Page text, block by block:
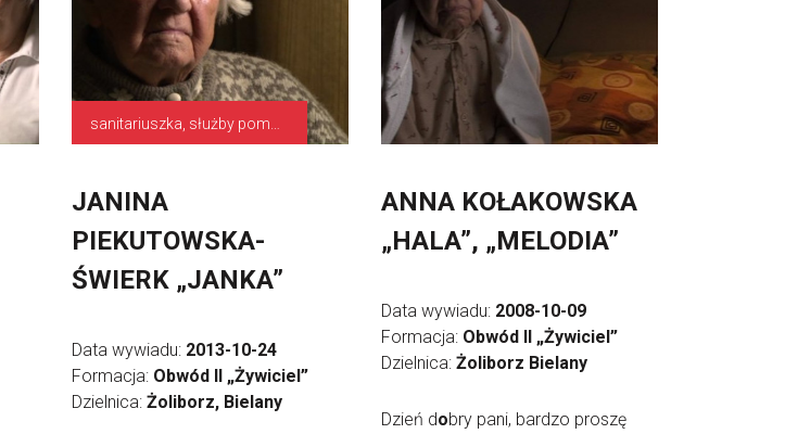
JANINA
PIEKUTOWSKA-
ŚWIERK „JANKA”
Data wywiadu: 2013-10-24
Formacja: Obwód II „Żywiciel”
Dzielnica: Żoliborz, Bielany
ANNA KOŁAKOWSKA
„HALA”, „MELODIA”
Data wywiadu: 2008-10-09
Formacja: Obwód II „Żywiciel”
Dzielnica: Żoliborz Bielany
Dzień dobry pani, bardzo proszę